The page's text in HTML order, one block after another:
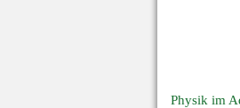
Physik im